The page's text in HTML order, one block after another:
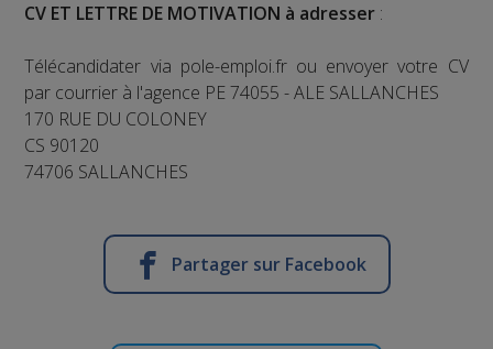
CV ET LETTRE DE MOTIVATION à adresser :
Télécandidater via pole-emploi.fr ou envoyer votre CV
par courrier à l'agence PE 74055 - ALE SALLANCHES
170 RUE DU COLONEY
CS 90120
74706 SALLANCHES
Partager sur Facebook